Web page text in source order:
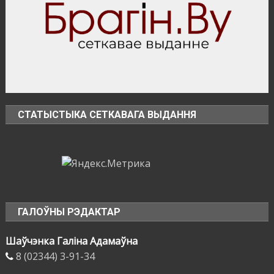
СТАТЫСТЫКА СЕТКАВАГА ВЫДАННЯ
ГАЛОЎНЫ РЭДАКТАР
Шаўчэнка Галіна Адамаўна
8 (02344) 3-91-34